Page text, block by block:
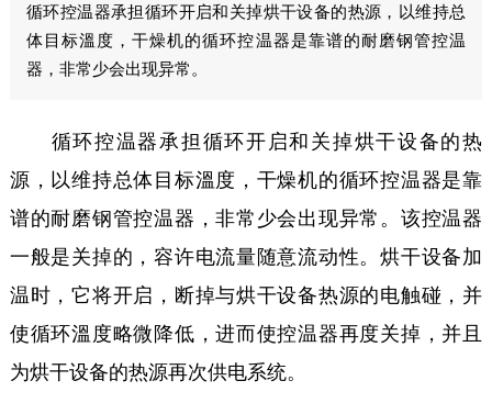
循环控温器承担循环开启和关掉烘干设备的热源，以维持总
体目标溫度，干燥机的循环控温器是靠谱的耐磨钢管控温
器，非常少会出现异常。
循环控温器承担循环开启和关掉烘干设备的热
源，以维持总体目标溫度，干燥机的循环控温器是靠
谱的耐磨钢管控温器，非常少会出现异常。该控温器
一般是关掉的，容许电流量随意流动性。烘干设备加
温时，它将开启，断掉与烘干设备热源的电触碰，并
使循环溫度略微降低，进而使控温器再度关掉，并且
为烘干设备的热源再次供电系统。